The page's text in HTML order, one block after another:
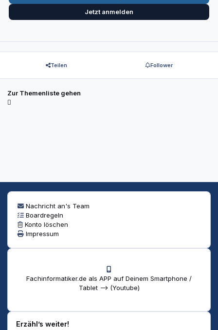
Jetzt anmelden
Teilen Follower
Zur Themenliste gehen
Nachricht an's Team
Boardregeln
Konto löschen
Impressum
Fachinformatiker.de als APP auf Deinem Smartphone /
Tablet --> (Youtube)
Erzähl’s weiter!